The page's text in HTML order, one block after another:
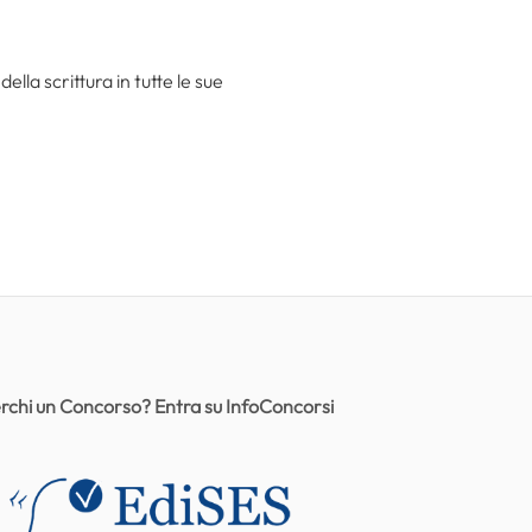
scrittura in tutte le sue
un Concorso? Entra su InfoConcorsi